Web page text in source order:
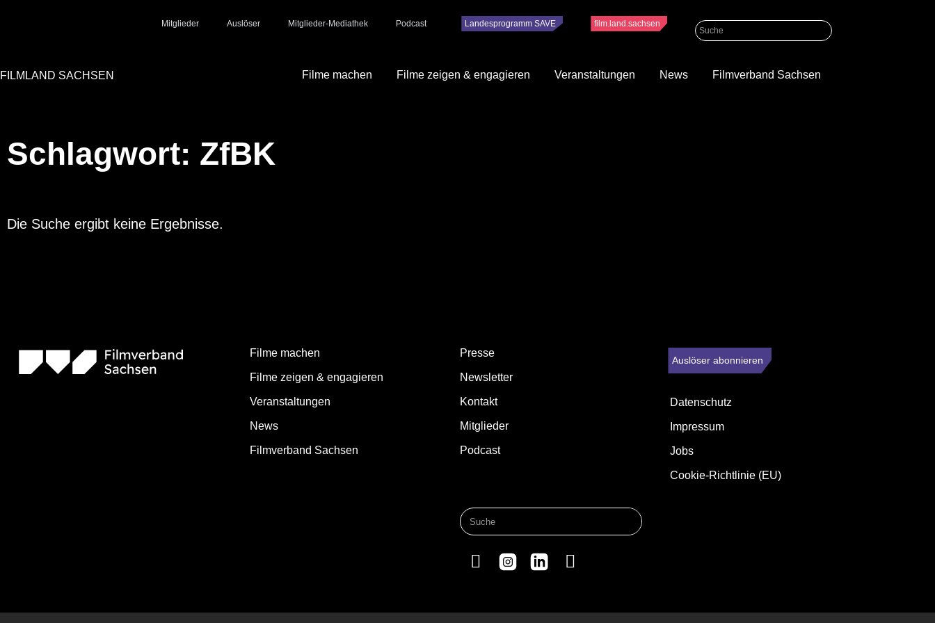
Mitglieder Auslöser Mitglieder-Mediathek Podcast Landesprogramm SAVE film.land.sachsen
FILMLAND SACHSEN Filme machen Filme zeigen & engagieren Veranstaltungen News Filmverband Sachsen
Schlagwort: ZfBK
Die Suche ergibt keine Ergebnisse.
Filme machen
Filme zeigen & engagieren
Veranstaltungen
News
Filmverband Sachsen
Presse
Newsletter
Kontakt
Mitglieder
Podcast
Auslöser abonnieren
Datenschutz
Impressum
Jobs
Cookie-Richtlinie (EU)